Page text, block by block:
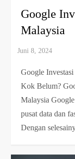
Google
Malaysia
Google
Kok Belum?
Malaysia
pusat data dan
Dengan